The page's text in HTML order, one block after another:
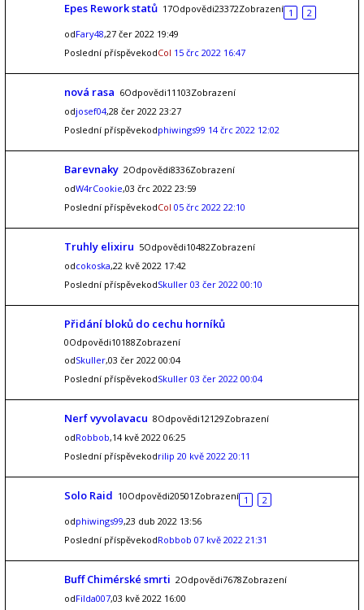
Epes Rework statů 17Odpovědi23372Zobrazení 1
2
odFary48,27 čer 2022 19:49
Poslední příspěvekodCol 15 črc 2022 16:47
nová rasa 6Odpovědi11103Zobrazení
odjosef04,28 čer 2022 23:27
Poslední příspěvekodphiwings99 14 črc 2022 12:02
Barevnaky 2Odpovědi8336Zobrazení
odW4rCookie,03 črc 2022 23:59
Poslední příspěvekodCol 05 črc 2022 22:10
Truhly elixiru 5Odpovědi10482Zobrazení
odcokoska,22 kvě 2022 17:42
Poslední příspěvekodSkuller 03 čer 2022 00:10
Přidání bloků do cechu horníků
0Odpovědi10188Zobrazení
odSkuller,03 čer 2022 00:04
Poslední příspěvekodSkuller 03 čer 2022 00:04
Nerf vyvolavacu 8Odpovědi12129Zobrazení
odRobbob,14 kvě 2022 06:25
Poslední příspěvekodrilip 20 kvě 2022 20:11
Solo Raid 10Odpovědi20501Zobrazení 1
2
odphiwings99,23 dub 2022 13:56
Poslední příspěvekodRobbob 07 kvě 2022 21:31
Buff Chimérské smrti 2Odpovědi7678Zobrazení
odFilda007,03 kvě 2022 16:00